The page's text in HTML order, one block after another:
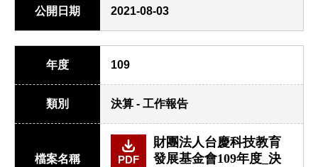
公開日期 2021-08-03
年度 109
類別 決算 - 工作報告
檔案名稱 PDF
財團法人台慶科技教育
發展基金會109年度_決